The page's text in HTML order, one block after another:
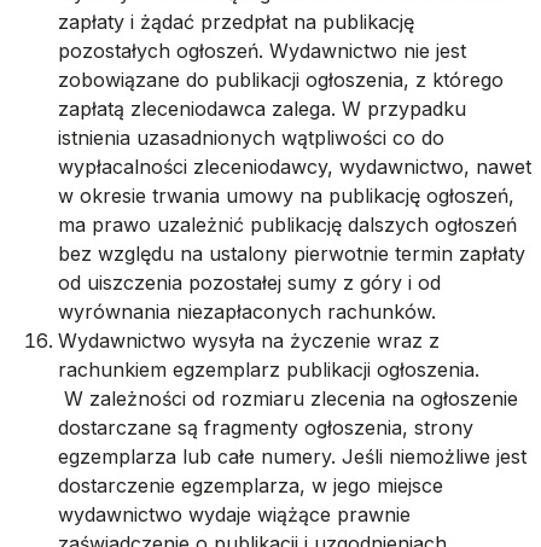
zapłaty i żądać przedpłat na publikację
pozostałych ogłoszeń. Wydawnictwo nie jest
zobowiązane do publikacji ogłoszenia, z którego
zapłatą zleceniodawca zalega. W przypadku
istnienia uzasadnionych wątpliwości co do
wypłacalności zleceniodawcy, wydawnictwo, nawet
w okresie trwania umowy na publikację ogłoszeń,
ma prawo uzależnić publikację dalszych ogłoszeń
bez względu na ustalony pierwotnie termin zapłaty
od uiszczenia pozostałej sumy z góry i od
wyrównania niezapłaconych rachunków.
Wydawnictwo wysyła na życzenie wraz z
rachunkiem egzemplarz publikacji ogłoszenia.
W zależności od rozmiaru zlecenia na ogłoszenie
dostarczane są fragmenty ogłoszenia, strony
egzemplarza lub całe numery. Jeśli niemożliwe jest
dostarczenie egzemplarza, w jego miejsce
wydawnictwo wydaje wiążące prawnie